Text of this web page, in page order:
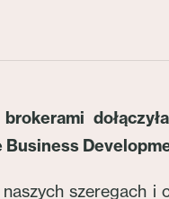
szeregach